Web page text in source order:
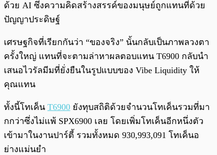
ด้วย AI ซึ่งความคิดสร้างสรรค์ของมนุษย์ถูกแทนที่ด้วย
ปัญญาประดิษฐ์
เศรษฐกิจที่เรียกกันว่า “ของจริง” นั้นกลับเป็นภาพลวงตา
ครั้งใหญ่ แทนที่จะตามล่าหาผลตอบแทน T6900 กลับนำ
เสนอไวรัลมีมที่ยั่งยืนในรูปแบบของ Vibe Liquidity ให้
คุณแทน
ทั้งนี้โทเค็น T6900 ยังทุบสถิติด้วยจำนวนโทเค็นรวมที่มา
กกว่าซึ่งไม่แพ้ SPX6900 เลย โดยเพิ่มโทเค็นอีกหนึ่งตัว
เข้ามาในงานปาร์ตี้ รวมทั้งหมด 930,993,091 โทเค็นอ
ย่างแม่นยำ